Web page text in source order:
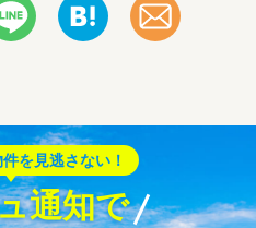
を見逃さない！
通知で